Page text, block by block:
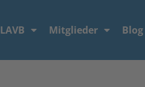
LAVB Mitglieder Blog